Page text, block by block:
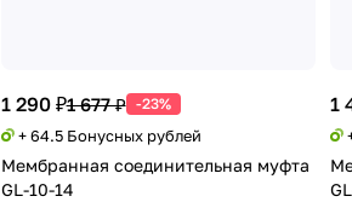
1 290 ₽1 677 ₽ -23%
+ 64.5 Бонусных рублей
Мембранная соединительная муфта
GL-10-14
1